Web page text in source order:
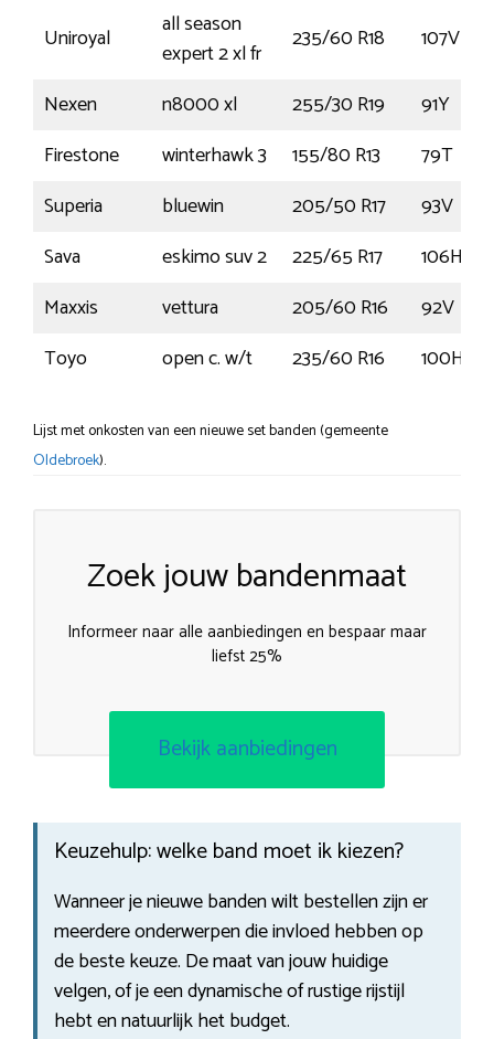
Uniroyal
all season
expert 2 xl fr
235/60 R18
107V
Nexen
n8000 xl 255/30 R19
91Y
Firestone
winterhawk 3 155/80 R13
79T
Superia
bluewin 205/50 R17
93V
Sava
eskimo suv 2 225/65 R17
106H
Maxxis
vettura 205/60 R16
92V
Toyo
open c. w/t 235/60 R16 100H
Lijst met onkosten van een nieuwe set banden (gemeente
Oldebroek).
Zoek jouw bandenmaat
Informeer naar alle aanbiedingen en bespaar maar
liefst 25%
Bekijk aanbiedingen
Keuzehulp: welke band moet ik kiezen?
Wanneer je nieuwe banden wilt bestellen zijn er
meerdere onderwerpen die invloed hebben op
de beste keuze. De maat van jouw huidige
velgen, of je een dynamische of rustige rijstijl
hebt en natuurlijk het budget.